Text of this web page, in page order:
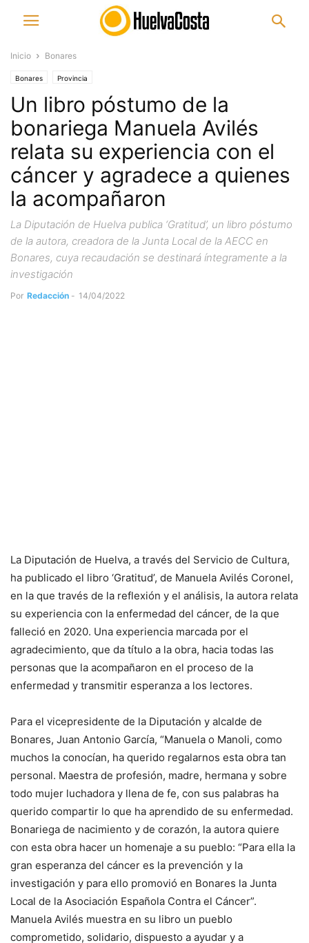
Inicio Bonares
Bonares Provincia
Un libro póstumo de la
bonariega Manuela Avilés
relata su experiencia con el
cáncer y agradece a quienes
la acompañaron
La Diputación de Huelva publica ‘Gratitud’, un libro póstumo
de la autora, creadora de la Junta Local de la AECC en
Bonares, cuya recaudación se destinará íntegramente a la
investigación
Por Redacción - 14/04/2022
La Diputación de Huelva, a través del Servicio de Cultura,
ha publicado el libro ‘Gratitud’, de Manuela Avilés Coronel,
en la que través de la reflexión y el análisis, la autora relata
su experiencia con la enfermedad del cáncer, de la que
falleció en 2020. Una experiencia marcada por el
agradecimiento, que da título a la obra, hacia todas las
personas que la acompañaron en el proceso de la
enfermedad y transmitir esperanza a los lectores.
Para el vicepresidente de la Diputación y alcalde de
Bonares, Juan Antonio García, “Manuela o Manoli, como
muchos la conocían, ha querido regalarnos esta obra tan
personal. Maestra de profesión, madre, hermana y sobre
todo mujer luchadora y llena de fe, con sus palabras ha
querido compartir lo que ha aprendido de su enfermedad.
Bonariega de nacimiento y de corazón, la autora quiere
con esta obra hacer un homenaje a su pueblo: “Para ella la
gran esperanza del cáncer es la prevención y la
investigación y para ello promovió en Bonares la Junta
Local de la Asociación Española Contra el Cáncer”.
Manuela Avilés muestra en su libro un pueblo
comprometido, solidario, dispuesto a ayudar y a